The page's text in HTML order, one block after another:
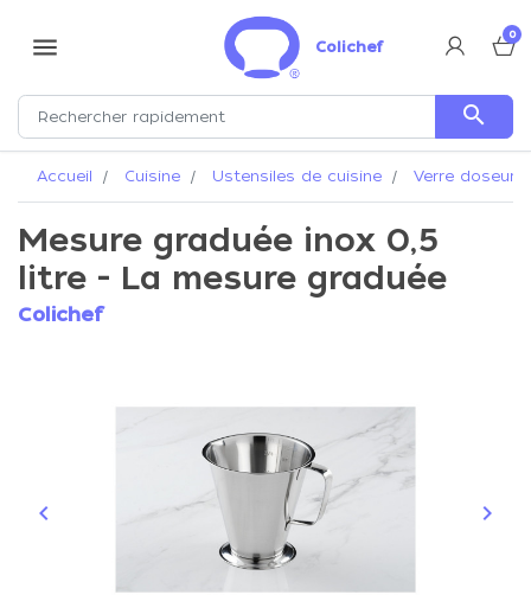
menu Colichef
0
search
Accueil Cuisine Ustensiles de cuisine Verre doseur
Mesure graduée inox 0,5
litre - La mesure graduée
Colichef
Précédent
keyboard_arrow_left keyboard_arrow_right